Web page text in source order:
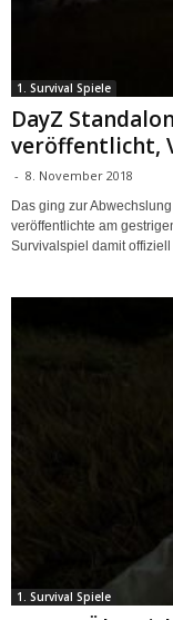
1. Survival Spiele
DayZ
veröffentlicht,
- 8. November 2018
Das ging zur
veröffentlichte am
Survivalspiel damit offiziell
1. Survival Spiele